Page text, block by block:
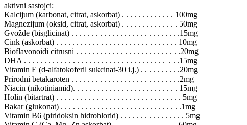
aktivni sastojci:
Kalcijum (karbonat, citrat, askorbat) . . . . . . . . . . . . . 100mg
Magnezijum (oksid, citrat, askorbat) . . . . . . . . . . . . . . 50mg
Gvožđe (bisglicinat) . . . . . . . . . . . . . . . . . . . . . . . . . . .15mg
Cink (askorbat) . . . . . . . . . . . . . . . . . . . . . . . . . . . . . . 10mg
Bioflavonoidi citrusni . . . . . . . . . . . . . . . . . . . . . . . . . .20mg
DHA . . . . . . . . . . . . . . . . . . . . . . . . . . . . . . . . . . . . . .15mg
Vitamin E (d-alfatokoferil sukcinat-30 i.j.) . . . . . . . . . .20mg
Prirodni betakaroten . . . . . . . . . . . . . . . . . . . . . . . . . . .2mg
Niacin (nikotiniamid). . . . . . . . . . . . . . . . . . . . . . . . . . 15mg
Holin (bitartrat) . . . . . . . . . . . . . . . . . . . . . . . . . . . . . . . 5mg
Bakar (glukonat) . . . . . . . . . . . . . . . . . . . . . . . . . . . . . .1mg
Vitamin B6 (piridoksin hidrohlorid) . . . . . . . . . . . . . . . . 5mg